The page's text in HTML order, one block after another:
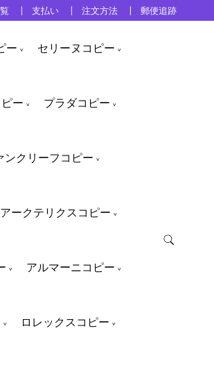
支払い 注文方法 郵便追跡
ー セリーヌコピー
ー プラダコピー
ンクリーフコピー
アークテリクスコピー
アルマーニコピー
ロレックスコピー